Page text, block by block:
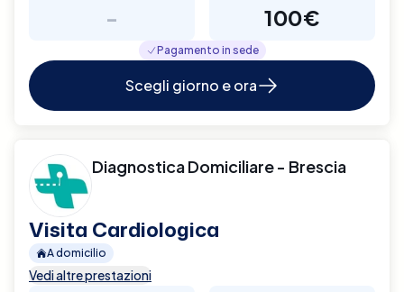
- 100€
Pagamento in sede
Scegli giorno e ora
Diagnostica Domiciliare - Brescia
Visita Cardiologica
A domicilio
Vedi altre prestazioni